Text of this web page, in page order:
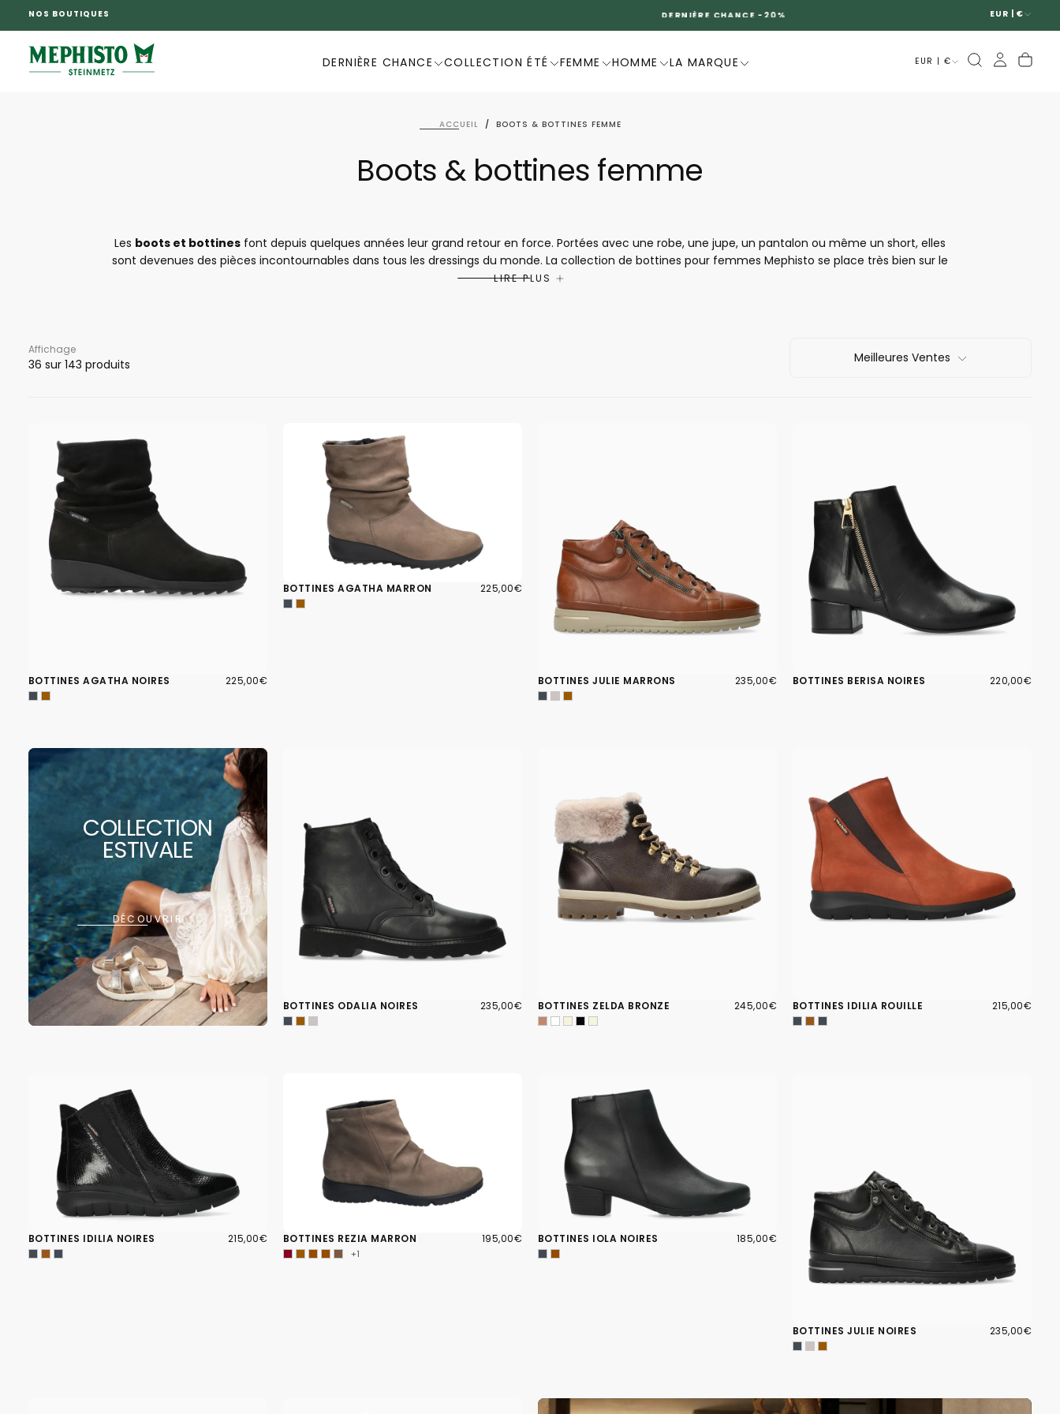
PASSER
AU
NOS BOUTIQUES EUR | €
DERNIÈRE CHANCE COLLECTION ÉTÉ FEMME HOMME LA MARQUE EUR | €
ACCUEIL / BOOTS & BOTTINES FEMME
Boots & bottines femme
Les boots et bottines font depuis quelques années leur grand retour en force. Portées avec une robe, une jupe, un pantalon ou même un short, elles
sont devenues des pièces incontournables dans tous les dressings du monde. La collection de bottines pour femmes Mephisto se place très bien sur le
marché avec des modèles originaux qui suivent à la perfection les dernières tendances. Le petit plus reste la grande qualité des chaussures de la
LIRE PLUS
Meilleures Ventes
Affichage
36 sur 143 produits
BOTTINES AGATHA NOIRES 225,00€
PRIX
225,00€
BOTTINES AGATHA MARRON 225,00€
PRIX
225,00€
BOTTINES JULIE MARRONS 235,00€
PRIX
235,00€ BOTTINES BERISA NOIRES 220,00€
PRIX
220,00€
COLLECTION
ESTIVALE
DÉCOUVRIR
BOTTINES ODALIA NOIRES 235,00€
PRIX
235,00€ BOTTINES ZELDA BRONZE 245,00€
PRIX
245,00€ BOTTINES IDILIA ROUILLE 215,00€
PRIX
215,00€
BOTTINES IDILIA NOIRES 215,00€
PRIX
215,00€ BOTTINES REZIA MARRON 195,00€
PRIX
195,00€
+1
BOTTINES IOLA NOIRES 185,00€
PRIX
185,00€
BOTTINES JULIE NOIRES 235,00€
PRIX
235,00€